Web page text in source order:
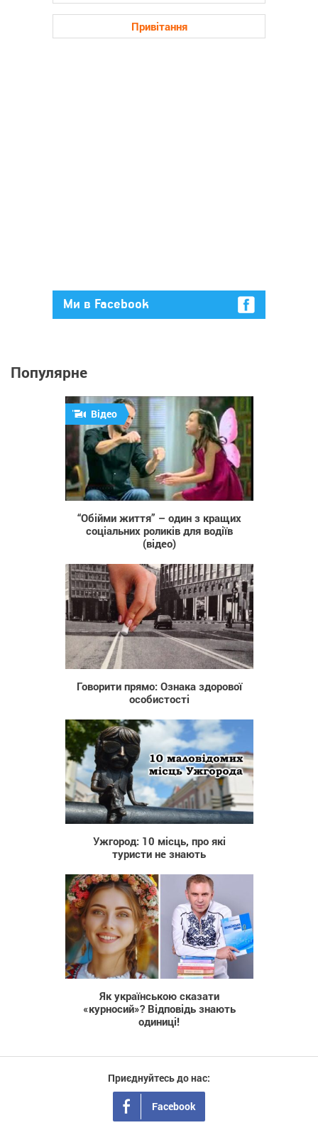
Привітання
Ми в Facebook
Популярне
692
Відео
“Обійми життя” – один з кращих
соціальних роликів для водіїв
(відео)
6 050
Говорити прямо: Ознака здорової
особистості
17 973
Ужгород: 10 місць, про які
туристи не знають
2 319
Як українською сказати
«курносий»? Відповідь знають
одиниці!
Приєднуйтесь до нас:
Facebook